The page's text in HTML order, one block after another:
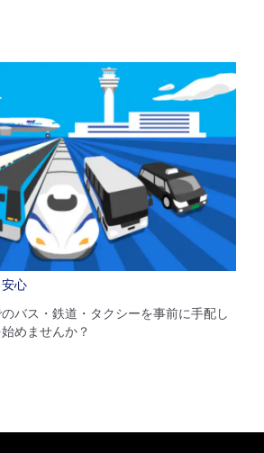
おいては、複数空港の中でのおトクな運賃が表
。
検索する
心
バス・鉄道・タクシーを事前に手配し
めませんか？